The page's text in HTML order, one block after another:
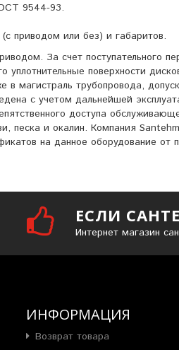
9544-93.
приводом или без) и габаритов.
За счет поступательного
уплотнительные поверхности
магистраль трубопровода,
с учетом дальнейшей
доступа
песка и окалин. Компания
на данное оборудование от
ЕСЛИ
Интернет магазин
ИНФОРМАЦИЯ
Возврат товара